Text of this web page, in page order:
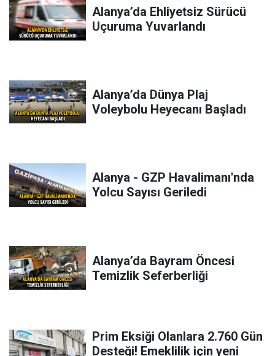
Alanya’da Ehliyetsiz Sürücü
Uçuruma Yuvarlandı
Alanya’da Dünya Plaj
Voleybolu Heyecanı Başladı
Alanya - GZP Havalimanı'nda
Yolcu Sayısı Geriledi
Alanya’da Bayram Öncesi
Temizlik Seferberliği
Prim Eksiği Olanlara 2.760 Gün
Desteği! Emeklilik için yeni